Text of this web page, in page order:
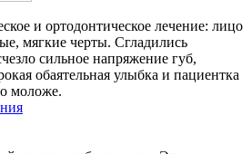
и ортодонтическое лечение: лицо
мягкие черты. Сгладились
сильное напряжение губ,
обаятельная улыбка и пациентка
моложе.